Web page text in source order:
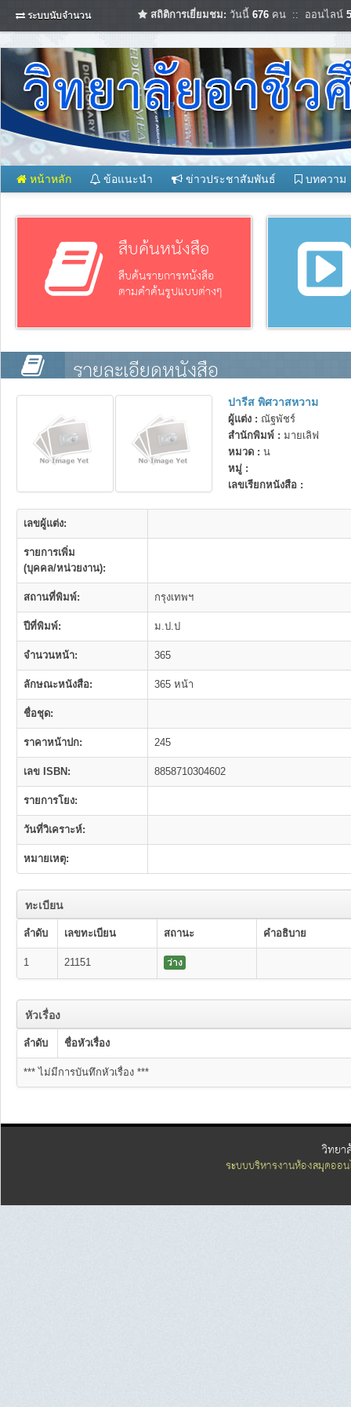
ระบบนับจำนวน สถิติการเยี่ยมชม: วันนี้ 676 คน :: ออนไลน์
หน้าหลัก ข้อแนะนำ ข่าวประชาสัมพันธ์ บทความ
สืบค้นหนังสือ
สืบค้นรายการหนังสือ
ตามคำค้นรูปแบบต่างๆ
รายละเอียดหนังสือ
ปารีส พิศวาสหวาม
ผู้แต่ง : ณัฐพัชร์
สำนักพิมพ์ : มายเลิฟ
หมวด : น
หมู่ :
เลขเรียกหนังสือ :
เลขผู้แต่ง:
รายการเพิ่ม
(บุคคล/หน่วยงาน):
สถานที่พิมพ์: กรุงเทพฯ
ปีที่พิมพ์: ม.ป.ป
จำนวนหน้า: 365
ลักษณะหนังสือ: 365 หน้า
ชื่อชุด:
ราคาหน้าปก: 245
เลข ISBN: 8858710304602
รายการโยง:
วันที่วิเคราะห์:
หมายเหตุ:
ทะเบียน
ลำดับ เลขทะเบียน สถานะ คำอธิบาย
1 21151 ว่าง
หัวเรื่อง
ลำดับ ชื่อหัวเรื่อง
*** ไม่มีการบันทึกหัวเรื่อง ***
วิทยา
ระบบบริหารงานห้องสมุดออ